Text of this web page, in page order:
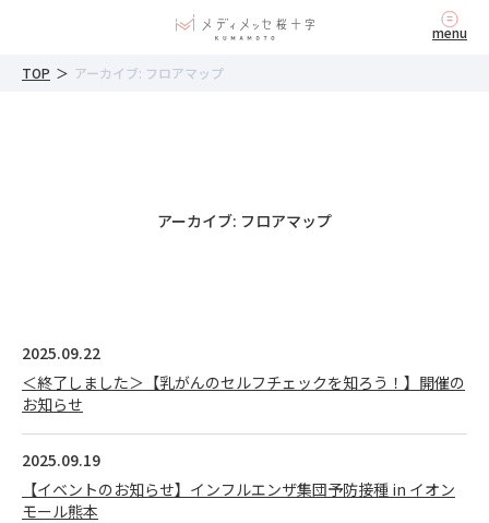
menu
TOP ＞ アーカイブ: フロアマップ
アーカイブ: フロアマップ
2025.09.22
＜終了しました＞【乳がんのセルフチェックを知ろう！】開催の
お知らせ
2025.09.19
【イベントのお知らせ】インフルエンザ集団予防接種 in イオン
モール熊本